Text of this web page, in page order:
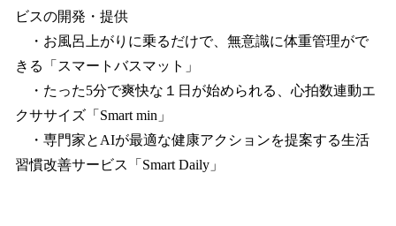
ビスの開発・提供
・お風呂上がりに乗るだけで、無意識に体重管理がで
きる「スマートバスマット」
・たった5分で爽快な１日が始められる、心拍数連動エ
クササイズ「Smart min」
・専門家とAIが最適な健康アクションを提案する生活
習慣改善サービス「Smart Daily」